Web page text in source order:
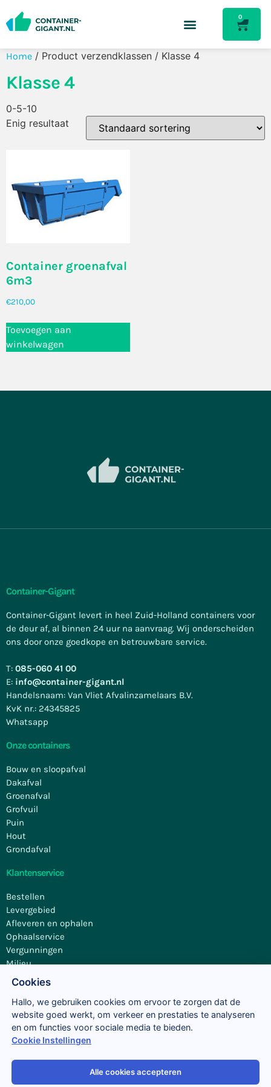
0
Home / Product verzendklassen / Klasse 4
Klasse 4
0-5-10
Enig resultaat
Container groenafval
6m3
€210,00
Toevoegen aan
winkelwagen
Container-Gigant
Container-Gigant levert in heel Zuid-Holland containers voor
de deur af, al binnen 24 uur na aanvraag. Wij onderscheiden
ons door onze goedkope en betrouwbare service.
T: 085-060 41 00
E: info@container-gigant.nl
Handelsnaam: Van Vliet Afvalinzamelaars B.V.
KvK nr.: 24345825
Whatsapp
Onze containers
Bouw en sloopafval
Dakafval
Groenafval
Grofvuil
Puin
Hout
Grondafval
Klantenservice
Bestellen
Levergebied
Afleveren en ophalen
Ophaalservice
Vergunningen
Milieu
Contact
Cookies
Hallo, we gebruiken cookies om ervoor te zorgen dat de
website goed werkt, om verkeer en prestaties te analyseren
en om functies voor sociale media te bieden.
Cookie Instellingen
Alle cookies accepteren